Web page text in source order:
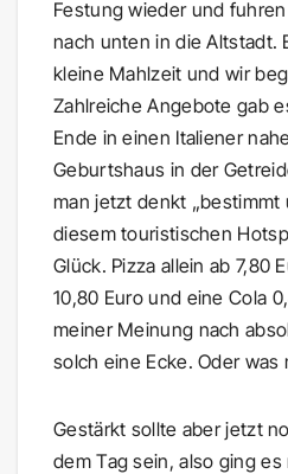
Festung wieder und
nach unten in die Altstadt.
kleine Mahlzeit und wir
Zahlreiche Angebote gab
Ende in einen Italiener
Geburtshaus in der
man jetzt denkt „bestimmt
diesem touristischen
Glück. Pizza allein ab 7,80
10,80 Euro und eine Cola
meiner Meinung nach
solch eine Ecke. Oder was
Gestärkt sollte aber jetzt
dem Tag sein, also ging